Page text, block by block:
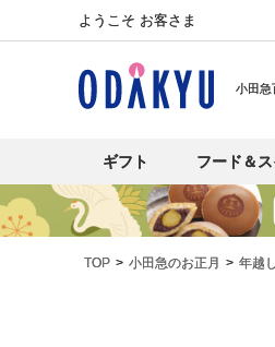
ようこそ お客さま
小田急
ギフト フード＆
TOP 小田急のお正月 年越